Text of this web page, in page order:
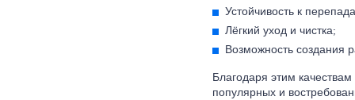
Устойчивость к
Лёгкий уход и чистка;
Возможность создания
Благодаря этим
популярных и